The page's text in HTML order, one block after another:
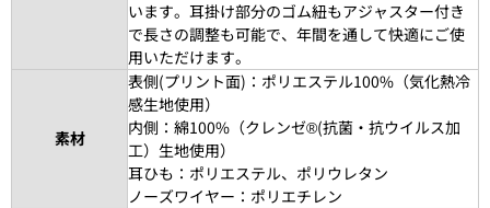
います。耳掛け部分のゴム紐もアジャスター付き
で長さの調整も可能で、年間を通して快適にご使
用いただけます。
素材
表側(プリント面)：ポリエステル100%（気化熱冷
感生地使用）
内側：綿100%（クレンゼ®(抗菌・抗ウイルス加
工）生地使用）
耳ひも：ポリエステル、ポリウレタン
ノーズワイヤー：ポリエチレン